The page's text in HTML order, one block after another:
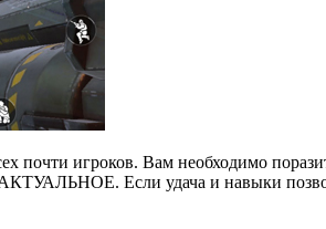
почти игроков. Вам необходимо
Если удача и навыки